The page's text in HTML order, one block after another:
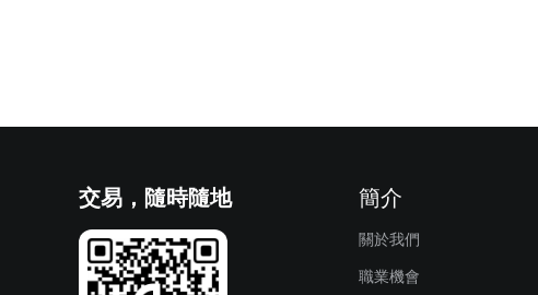
交易，隨時隨地 簡介
關於我們
職業機會